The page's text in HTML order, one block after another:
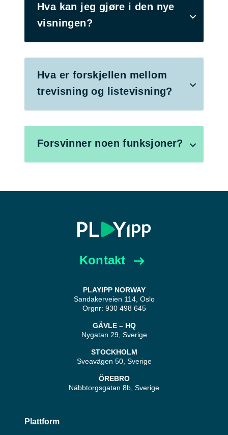
Hva kan jeg gjøre i den nye
visningen?
Hva er forskjellen mellom
trevisning og listevisning?
Forsvinner noen funksjoner?
Kontakt
PLAYIPP NORWAY
Sandakerveien 114, Oslo
Orgnr: 930 498 645
GÄVLE – HQ
Nygatan 29, Sverige
STOCKHOLM
Sveavägen 50, Sverige
ÖREBRO
Näbbtorgsgatan 8b, Sverige
Plattform